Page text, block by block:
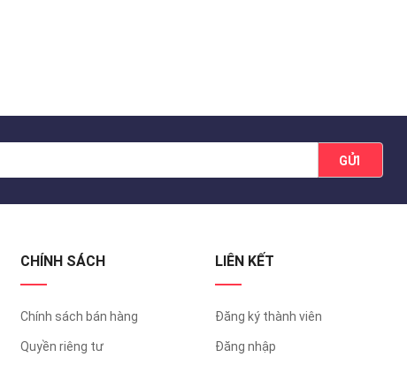
GỬI
CHÍNH SÁCH
Chính sách bán hàng
Quyền riêng tư
LIÊN KẾT
Đăng ký thành viên
Đăng nhập